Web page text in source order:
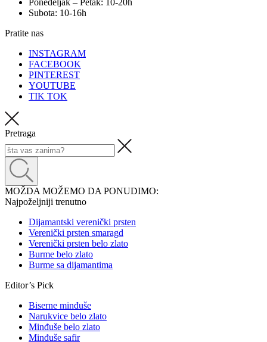
Subota: 10-16h
Pratite nas
INSTAGRAM
FACEBOOK
PINTEREST
YOUTUBE
TIK TOK
Pretraga
MOŽDA MOŽEMO DA PONUDIMO:
Najpoželjniji trenutno
Dijamantski verenički prsten
Verenički prsten smaragd
Verenički prsten belo zlato
Burme belo zlato
Burme sa dijamantima
Editor’s Pick
Biserne minđuše
Narukvice belo zlato
Minđuše belo zlato
Minđuše safir